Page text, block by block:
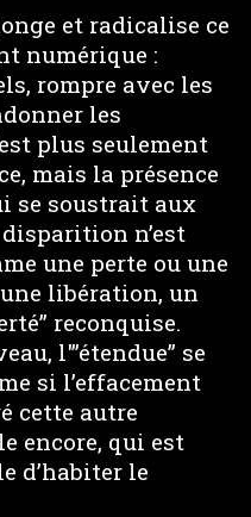
et radicalise ce
numérique :
rompre avec les
les
plus seulement
mais la présence
se soustrait aux
n’est
une perte ou une
libération, un
reconquise.
l'”étendue” se
si l’effacement
cette autre
encore, qui est
d’habiter le